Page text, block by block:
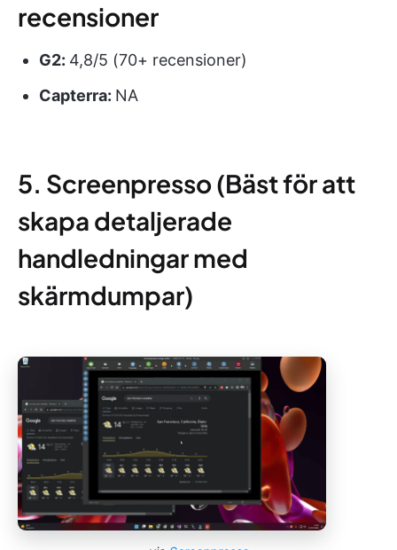
recensioner
G2: 4,8/5 (70+ recensioner)
Capterra: NA
5. Screenpresso (Bäst för att
skapa detaljerade
handledningar med
skärmdumpar)